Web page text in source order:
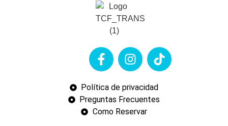
Política de privacidad
Preguntas Frecuentes
Como Reservar